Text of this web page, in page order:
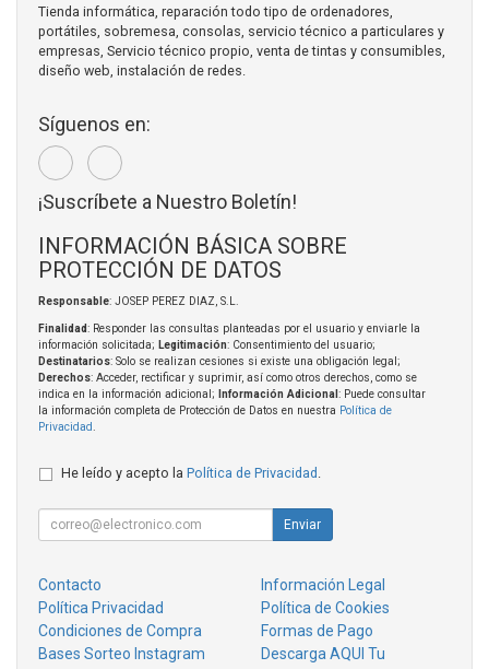
Tienda informática, reparación todo tipo de ordenadores,
portátiles, sobremesa, consolas, servicio técnico a particulares y
empresas, Servicio técnico propio, venta de tintas y consumibles,
diseño web, instalación de redes.
Síguenos en:
¡Suscríbete a Nuestro Boletín!
INFORMACIÓN BÁSICA SOBRE
PROTECCIÓN DE DATOS
Responsable: JOSEP PEREZ DIAZ, S.L.
Finalidad: Responder las consultas planteadas por el usuario y enviarle la
información solicitada; Legitimación: Consentimiento del usuario;
Destinatarios: Solo se realizan cesiones si existe una obligación legal;
Derechos: Acceder, rectificar y suprimir, así como otros derechos, como se
indica en la información adicional;
Información Adicional : Puede consultar
la información completa de Protección de Datos en nuestra Política de
Privacidad
He leído y acepto la Política de Privacidad
Enviar
Contacto
Información Legal
Política Privacidad
Política de Cookies
Condiciones de Compra
Formas de Pago
Bases Sorteo Instagram
Descarga AQUI Tu